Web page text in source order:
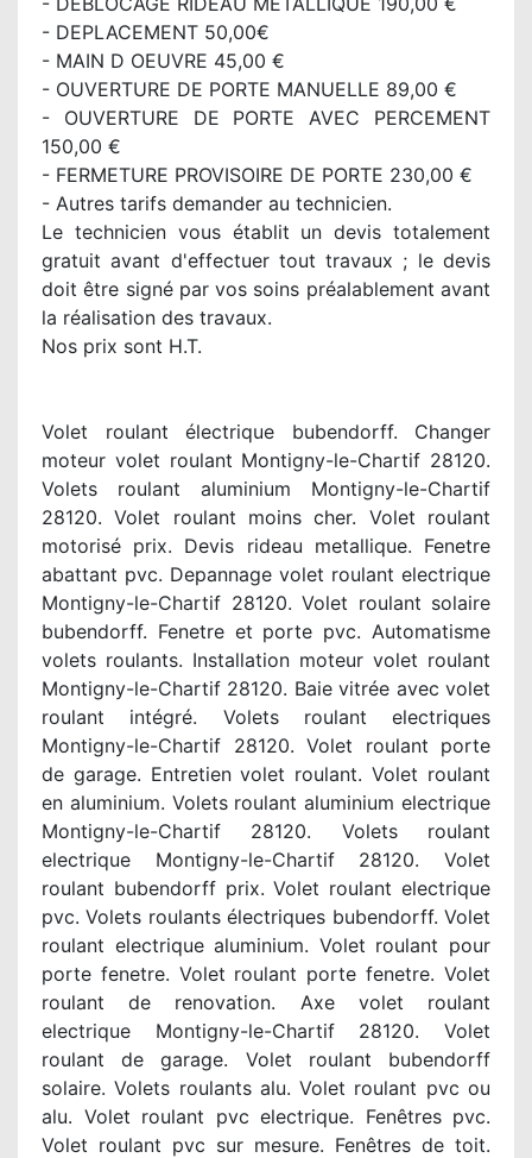
- DEPLACEMENT 50,00€
- MAIN D OEUVRE 45,00 €
- OUVERTURE DE PORTE MANUELLE 89,00 €
- OUVERTURE DE PORTE AVEC PERCEMENT
150,00 €
- FERMETURE PROVISOIRE DE PORTE 230,00 €
- Autres tarifs demander au technicien.
Le technicien vous établit un devis totalement
gratuit avant d'effectuer tout travaux ; le devis
doit être signé par vos soins préalablement avant
la réalisation des travaux.
Nos prix sont H.T.
Volet roulant électrique bubendorff. Changer
moteur volet roulant Montigny-le-Chartif 28120.
Volets roulant aluminium Montigny-le-Chartif
28120. Volet roulant moins cher. Volet roulant
motorisé prix. Devis rideau metallique. Fenetre
abattant pvc. Depannage volet roulant electrique
Montigny-le-Chartif 28120. Volet roulant solaire
bubendorff. Fenetre et porte pvc. Automatisme
volets roulants. Installation moteur volet roulant
Montigny-le-Chartif 28120. Baie vitrée avec volet
roulant intégré. Volets roulant electriques
Montigny-le-Chartif 28120. Volet roulant porte
de garage. Entretien volet roulant. Volet roulant
en aluminium. Volets roulant aluminium electrique
Montigny-le-Chartif 28120. Volets roulant
electrique Montigny-le-Chartif 28120. Volet
roulant bubendorff prix. Volet roulant electrique
pvc. Volets roulants électriques bubendorff. Volet
roulant electrique aluminium. Volet roulant pour
porte fenetre. Volet roulant porte fenetre. Volet
roulant de renovation. Axe volet roulant
electrique Montigny-le-Chartif 28120. Volet
roulant de garage. Volet roulant bubendorff
solaire. Volets roulants alu. Volet roulant pvc ou
alu. Volet roulant pvc electrique. Fenêtres pvc.
Volet roulant pvc sur mesure. Fenêtres de toit.